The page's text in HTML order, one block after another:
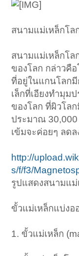
สนามแม่เหล็กโล
สนามแม่เหล็กโล
ของโลก กล่าวคื
ที่อยู่ในแกนโลก
เล็กที่เอียงทำมุม
ของโลก ที่ผิวโล
ประมาณ 30,000
เข้มจะค่อยๆ ลด
http://
s/f/f3/
รูปแสดงสนามแม่
ขั้วแม่เหล็กแบ่งอ
1. ขั้วแม่เหล็ก